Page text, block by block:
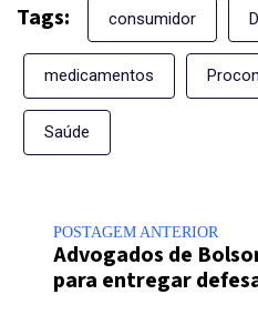
Tags: consumidor
medicamentos Procon
Saúde
POSTAGEM ANTERIOR
Advogados de
para entregar